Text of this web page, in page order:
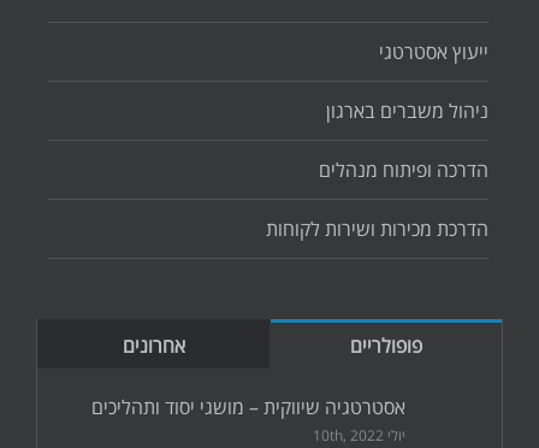
ייעוץ אסטרטגי
ניהול משברים בארגון
הדרכה ופיתוח מנהלים
הדרכת מכירות ושירות לקוחות
פופולריים אחרונים
אסטרטגיה שיווקית – מושגי יסוד ותהליכים
יולי 10th, 2022